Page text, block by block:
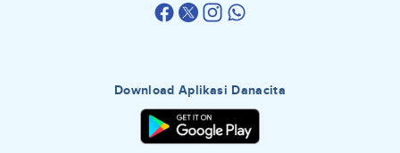
Download Aplikasi Danacita